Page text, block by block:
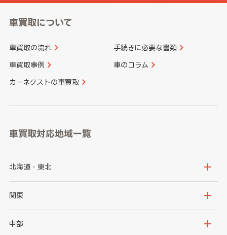
車買取について
車買取の流れ 手続きに必要な書類
車買取事例 車のコラム
カーネクストの車買取
車買取対応地域一覧
北海道・東北
北海道
岩手県
関東
茨城県
中部